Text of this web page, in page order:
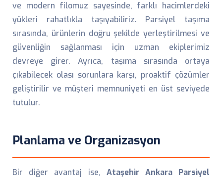
ve modern filomuz sayesinde, farklı hacimlerdeki
yükleri rahatlıkla taşıyabiliriz. Parsiyel taşıma
sırasında, ürünlerin doğru şekilde yerleştirilmesi ve
güvenliğin sağlanması için uzman ekiplerimiz
devreye girer. Ayrıca, taşıma sırasında ortaya
çıkabilecek olası sorunlara karşı, proaktif çözümler
geliştirilir ve müşteri memnuniyeti en üst seviyede
tutulur.
Planlama ve Organizasyon
Bir diğer avantaj ise, Ataşehir Ankara Parsiyel